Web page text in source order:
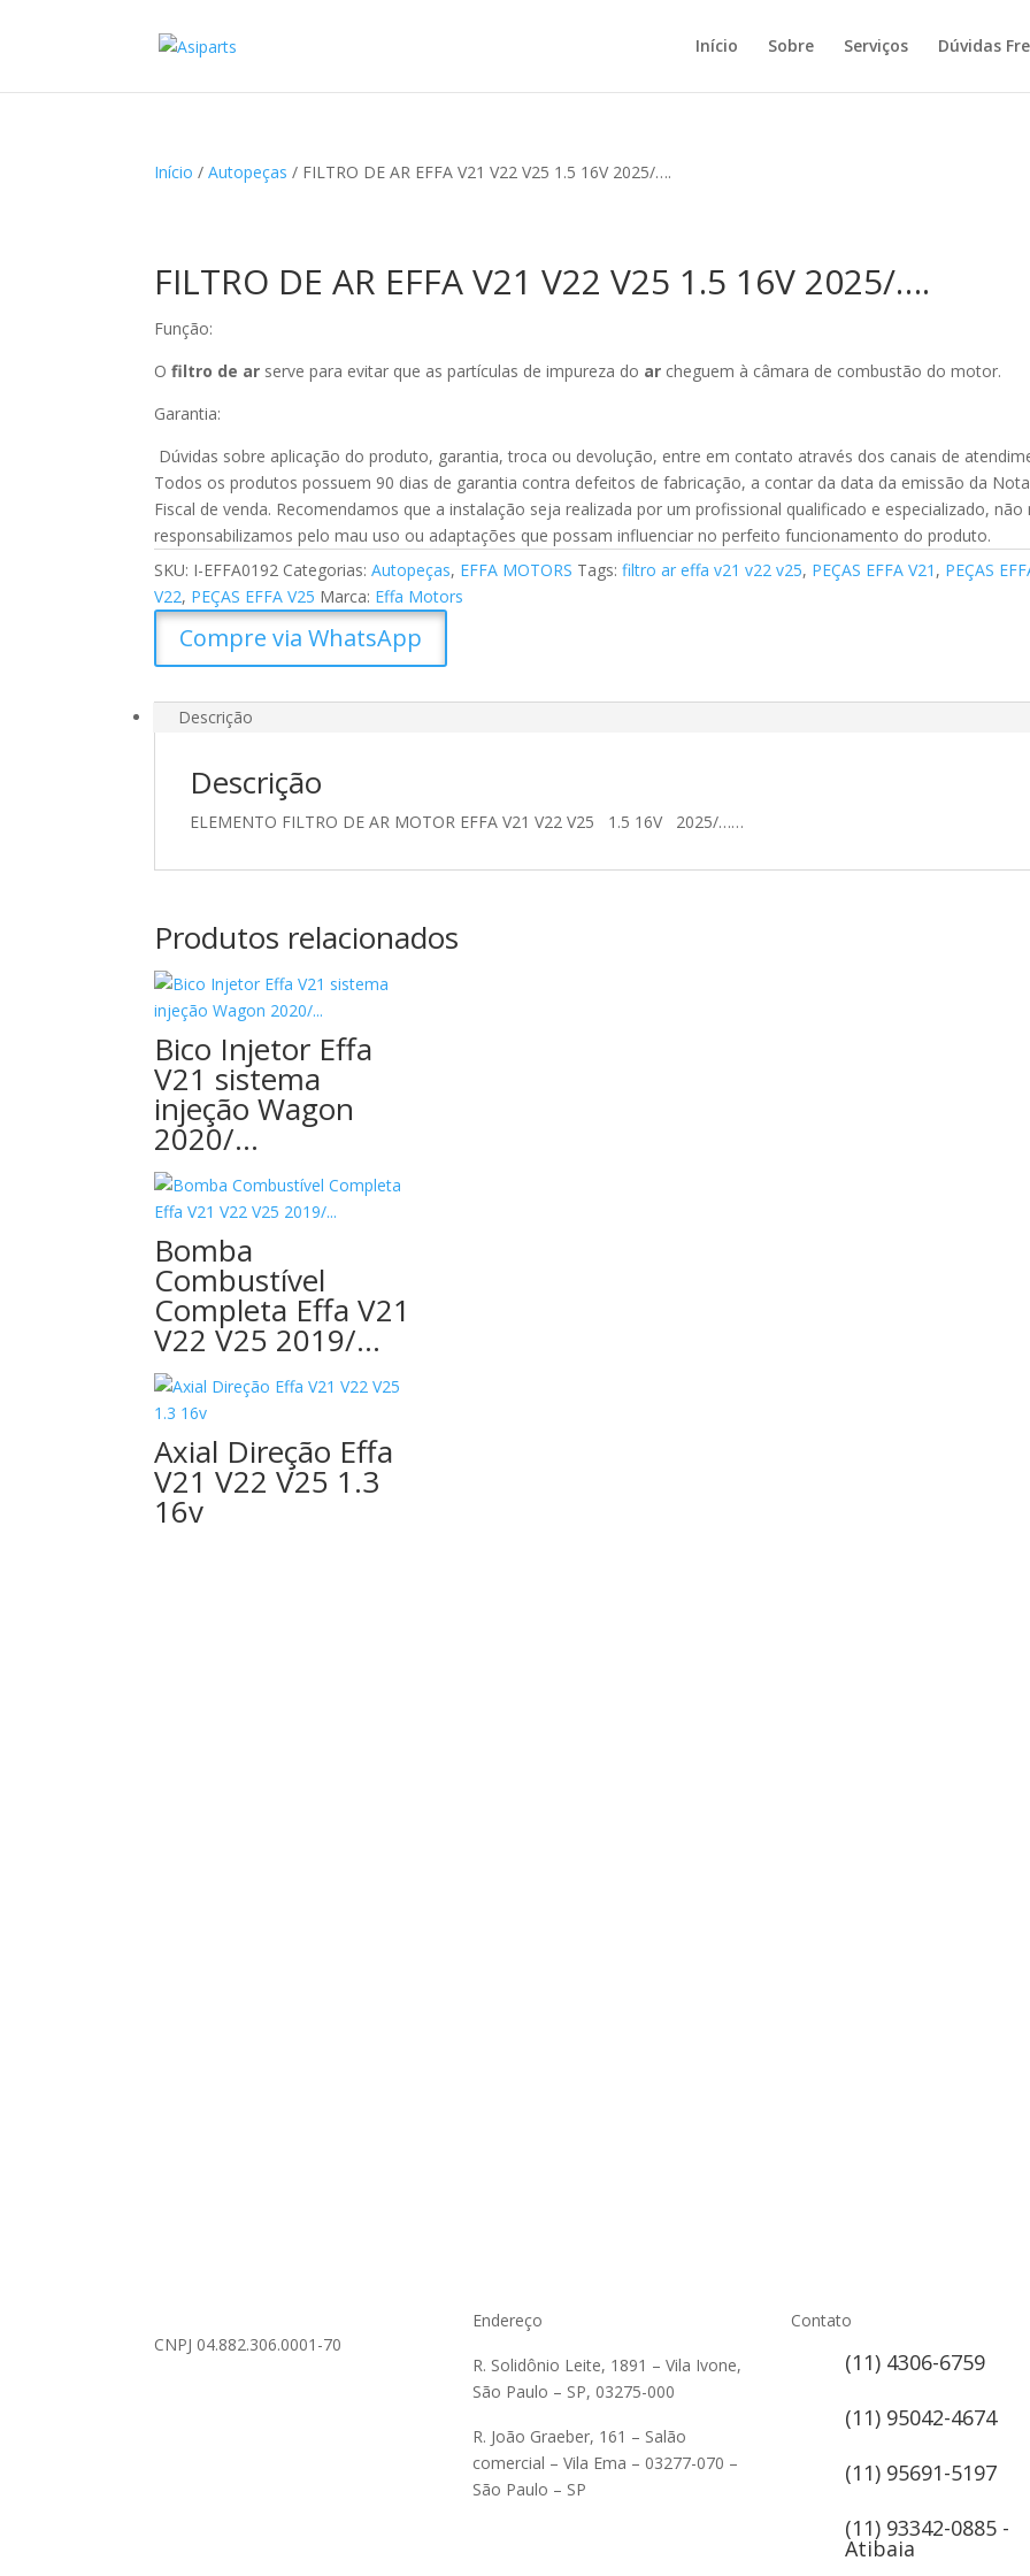
Início Sobre Serviços Dúvidas
Início /Autopeças / FILTRO DE AR EFFA V21 V22 V25 1.5 16V 2025/….
FILTRO DE AR EFFA V21 V22 V25 1.5 16V 2025/….
Função:
Ofiltro de ar serve para evitar que as partículas de impureza do ar cheguem à câmara de combustão do motor.
Garantia:
Dúvidas sobre aplicação do produto, garantia, troca ou devolução, entre em contato através dos canais de
Todos os produtos possuem 90 dias de garantia contra defeitos de fabricação, a contar da data da emissão da Nota
Fiscal de venda. Recomendamos que a instalação seja realizada por um profissional qualificado e especializado, não
responsabilizamos pelo mau uso ou adaptações que possam influenciar no perfeito funcionamento do produto.
SKU: I-EFFA0192 Categorias:Autopeças, EFFA MOTORS Tags:filtro ar effa v21 v22 v25, PEÇAS EFFA V21 , PEÇAS
V22, PEÇAS EFFA V25 Marca: Effa Motors
Compre via WhatsApp
Descrição
Descrição
ELEMENTO FILTRO DE AR MOTOR EFFA V21 V22 V25 1.5 16V 2025/……
Produtos relacionados
Bico Injetor Effa
V21 sistema
injeção Wagon
2020/…
Bomba
Combustível
Completa Effa V21
V22 V25 2019/…
Axial Direção Effa
V21 V22 V25 1.3
16v
CNPJ 04.882.306.0001-70
Endereço
R. Solidônio Leite, 1891 – Vila Ivone,
São Paulo – SP, 03275-000
R. João Graeber, 161 – Salão
comercial – Vila Ema – 03277-070 –
São Paulo – SP
Contato
(11) 4306-6759
(11) 95042-4674
(11) 95691-5197
(11) 93342-0885 -
Atibaia